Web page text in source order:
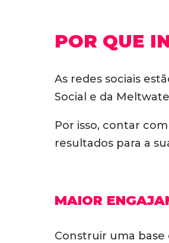
POR QUE
As redes sociais
Social e da
Por isso, contar
resultados para a
MAIOR
Construir uma